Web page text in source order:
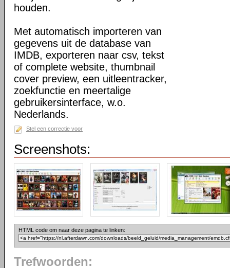
houden.
Met automatisch importeren van
gegevens uit de database van
IMDB, exporteren naar csv, tekst
of complete website, thumbnail
cover preview, een uitleentracker,
zoekfunctie en meertalige
gebruikersinterface, w.o.
Nederlands.
Stel een correctie voor
Screenshots:
HTML code om naar deze pagina te linken:
Trefwoorden: